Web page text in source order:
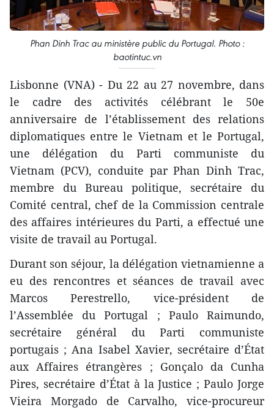
Phan Dinh Trac au ministère public du Portugal. Photo :
baotintuc.vn
Lisbonne (VNA) - Du 22 au 27 novembre, dans
le cadre des activités célébrant le 50e
anniversaire de l’établissement des relations
diplomatiques entre le Vietnam et le Portugal,
une délégation du Parti communiste du
Vietnam (PCV), conduite par Phan Dinh Trac,
membre du Bureau politique, secrétaire du
Comité central, chef de la Commission centrale
des affaires intérieures du Parti, a effectué une
visite de travail au Portugal.
Durant son séjour, la délégation vietnamienne a
eu des rencontres et séances de travail avec
Marcos Perestrello, vice-président de
l’Assemblée du Portugal ; Paulo Raimundo,
secrétaire général du Parti communiste
portugais ; Ana Isabel Xavier, secrétaire d’État
aux Affaires étrangères ; Gonçalo da Cunha
Pires, secrétaire d’État à la Justice ; Paulo Jorge
Vieira Morgado de Carvalho, vice-procureur